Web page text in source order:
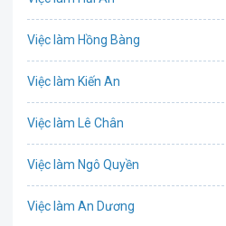
Việc làm Hồng Bàng
Việc làm Kiến An
Việc làm Lê Chân
Việc làm Ngô Quyền
Việc làm An Dương